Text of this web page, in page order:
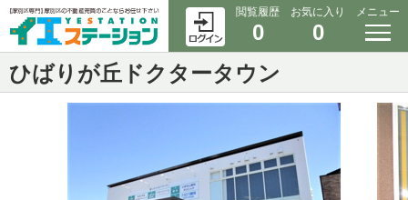
閲覧履歴
0
お気に入り
0
メニュー
ひばりが丘ドクタータウン